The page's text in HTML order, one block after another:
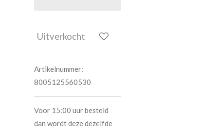
Uitverkocht
Artikelnummer:
8005125560530
Voor 15:00 uur besteld
dan wordt deze dezelfde